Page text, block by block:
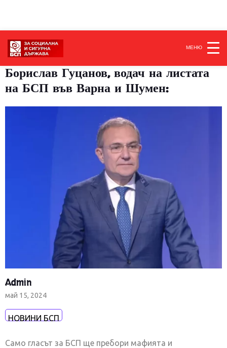
МЕНЮ
Борислав Гуцанов, водач на листата
на БСП във Варна и Шумен:
Admin
май 15, 2024
НОВИНИ БСП
Само гласът за БСП ще пребори мафията и